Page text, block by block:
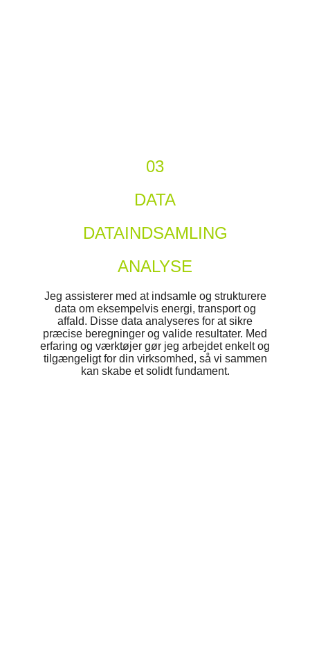
03
DATA
DATAINDSAMLING
ANALYSE
Jeg assisterer med at indsamle og strukturere
data om eksempelvis energi, transport og
affald. Disse data analyseres for at sikre
præcise beregninger og valide resultater. Med
erfaring og værktøjer gør jeg arbejdet enkelt og
tilgængeligt for din virksomhed, så vi sammen
kan skabe et solidt fundament.